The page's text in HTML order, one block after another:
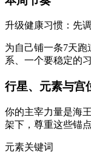
升级健康习惯：先
为自己铺一条7天
系、一个要稳定的
行星、元素与宫
你的主宰力量是海
架下，尊重这些锚
元素关键词